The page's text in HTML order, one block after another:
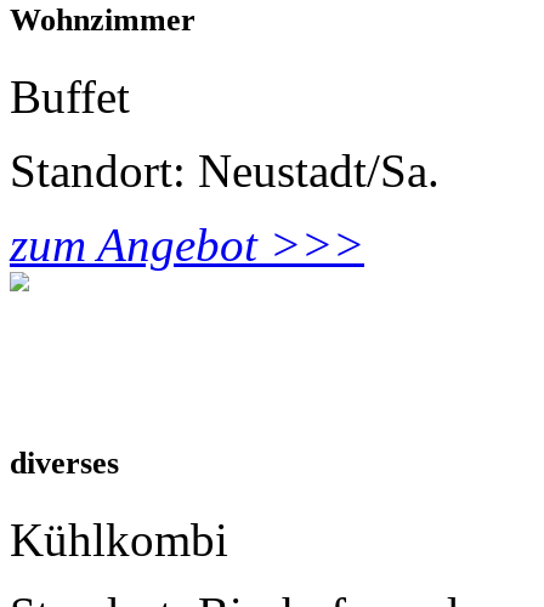
Wohnzimmer
Buffet
Standort: Neustadt/Sa.
zum Angebot >>>
diverses
Kühlkombi